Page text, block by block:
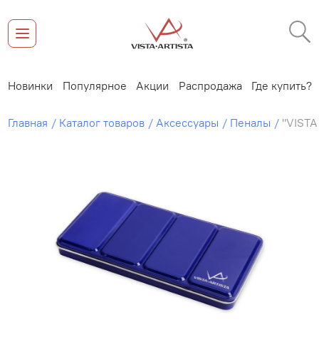
Новинки Популярное Акции Распродажа Где купить?
Главная Каталог товаров Аксессуары Пеналы